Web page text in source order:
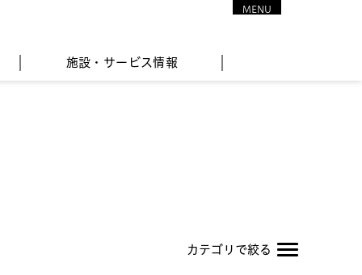
施設・サービス情報
MENU
カテゴリで絞る